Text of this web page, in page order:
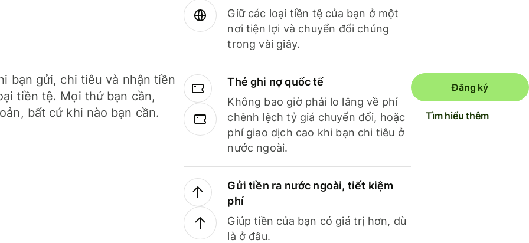
bạn gửi, chi tiêu và nhận tiền
tiền tệ. Mọi thứ bạn cần,
bất cứ khi nào bạn cần.
Giữ các loại tiền tệ của bạn ở một
nơi tiện lợi và chuyển đổi chúng
trong vài giây.
Thẻ ghi nợ quốc tế
Không bao giờ phải lo lắng về phí
chênh lệch tỷ giá chuyển đổi, hoặc
phí giao dịch cao khi bạn chi tiêu ở
nước ngoài.
Gửi tiền ra nước ngoài, tiết kiệm
phí
Giúp tiền của bạn có giá trị hơn, dù
là ở đâu.
Đăng ký
Tìm hiểu thêm